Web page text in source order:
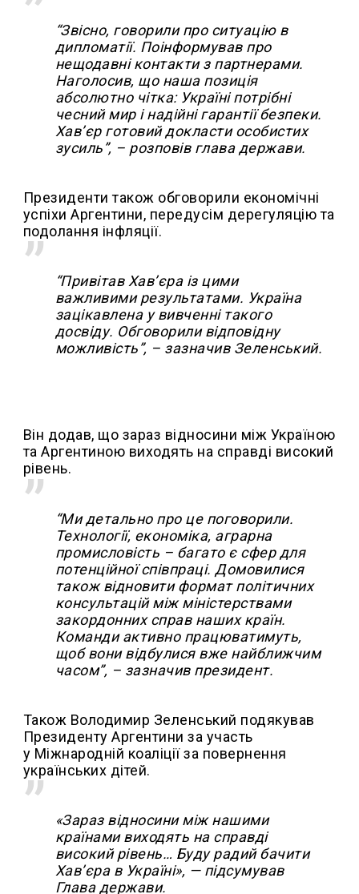
“Звісно, говорили про ситуацію в
дипломатії. Поінформував про
нещодавні контакти з партнерами.
Наголосив, що наша позиція
абсолютно чітка: Україні потрібні
чесний мир і надійні гарантії безпеки.
Хав’єр готовий докласти особистих
зусиль”, – розповів глава держави.
Президенти також обговорили економічні
успіхи Аргентини, передусім дерегуляцію та
подолання інфляції.
“Привітав Хав’єра із цими
важливими результатами. Україна
зацікавлена у вивченні такого
досвіду. Обговорили відповідну
можливість”, – зазначив Зеленський.
Він додав, що зараз відносини між Україною
та Аргентиною виходять на справді високий
рівень.
“Ми детально про це поговорили.
Технології, економіка, аграрна
промисловість – багато є сфер для
потенційної співпраці. Домовилися
також відновити формат політичних
консультацій між міністерствами
закордонних справ наших країн.
Команди активно працюватимуть,
щоб вони відбулися вже найближчим
часом”, – зазначив президент.
Також Володимир Зеленський подякував
Президенту Аргентини за участь
у Міжнародній коаліції за повернення
українських дітей.
«Зараз відносини між нашими
країнами виходять на справді
високий рівень… Буду радий бачити
Хав’єра в Україні», — підсумував
Глава держави.